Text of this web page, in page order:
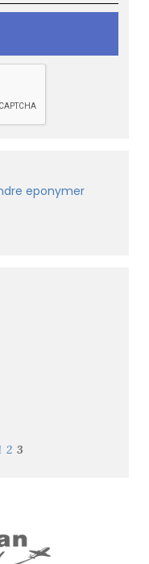
eponymer
2 3